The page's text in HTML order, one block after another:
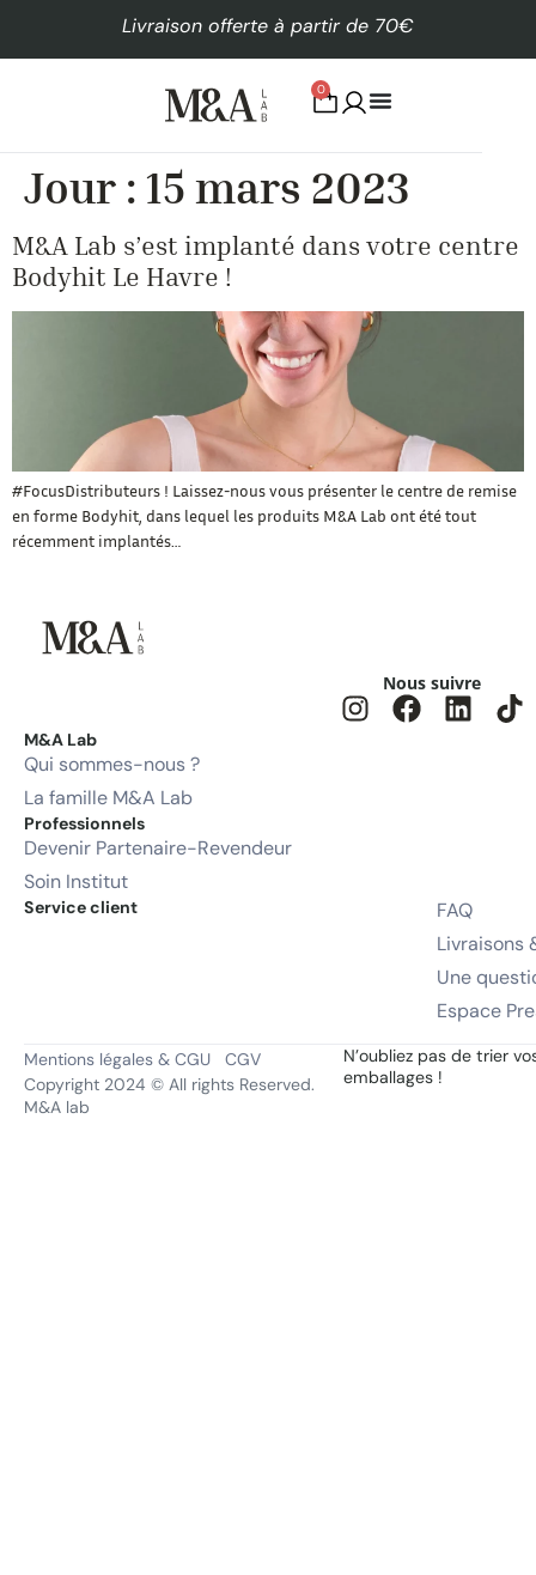
Livraison offerte à partir de 70€
0
Jour : 15 mars 2023
M&A Lab s’est implanté dans votre centre
Bodyhit Le Havre !
#FocusDistributeurs ! Laissez-nous vous présenter le centre de remise
en forme Bodyhit, dans lequel les produits M&A Lab ont été tout
récemment implantés…
Nous suivre
M&A Lab
Qui sommes-nous ?
La famille M&A Lab
Professionnels
Devenir Partenaire-Revendeur
Soin Institut
Service client
FAQ
Livraisons
Une
Espace
Mentions légales & CGU
CGV
Copyright 2024 © All rights Reserved.
M&A lab
N’oubliez pas de trier
emballages !